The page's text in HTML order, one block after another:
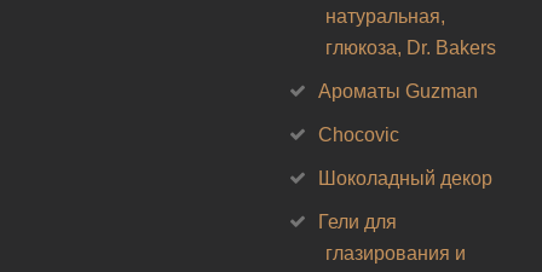
натуральная,
глюкоза, Dr. Bakers
Ароматы Guzman
Chocovic
Шоколадный декор
Гели для
глазирования и